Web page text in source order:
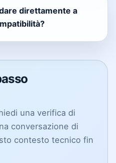
direttamente a
una verifica di
conversazione di
contesto tecnico fin